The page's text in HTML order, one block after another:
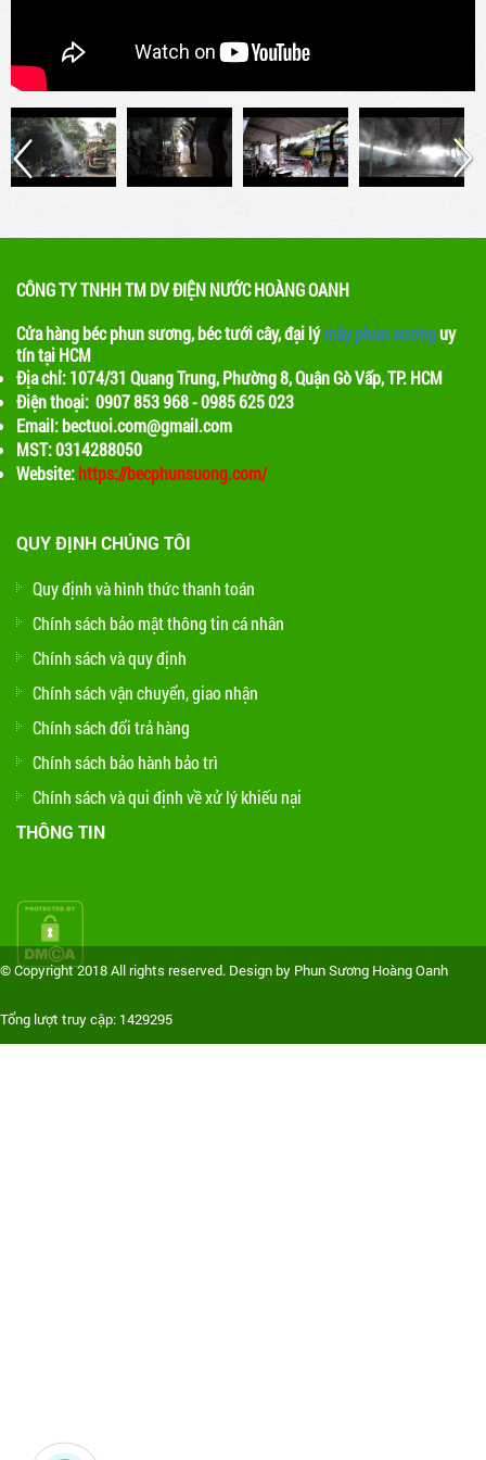
CÔNG TY TNHH TM DV ĐIỆN NƯỚC HOÀNG OANH
Cửa hàng béc phun sương, béc tưới cây, đại lýmáy phun sươnguy
tín tại HCM
Địa chỉ: 1074/31 Quang Trung, Phường 8, Quận Gò Vấp, TP. HCM
Điện thoại: 0907 853 968 - 0985 625 023
Email: bectuoi.com@gmail.com
MST: 0314288050
Website:https://becphunsuong.com/
QUY ĐỊNH CHÚNG TÔI
Quy định và hình thức thanh toán
Chính sách bảo mật thông tin cá nhân
Chính sách và quy định
Chính sách vận chuyển, giao nhận
Chính sách đổi trả hàng
Chính sách bảo hành bảo trì
Chính sách và qui định về xử lý khiếu nại
THÔNG TIN
© Copyright 2018 All rights reserved. Design by Phun Sương Hoàng Oanh
Tổng lượt truy cập: 1429295